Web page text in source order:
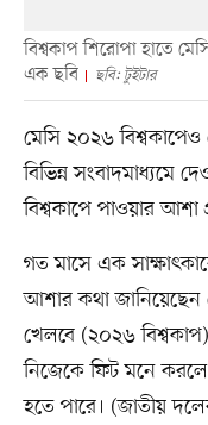
বিশ্বকাপ শিরোপা হাতে
এক ছবি
ছবি: টুইটার
মেসি ২০২৬
বিভিন্ন সংবাদমাধ্যমে
বিশ্বকাপে পাওয়ার
গত মাসে এক
আশার কথা
খেলবে (২০২৬
নিজেকে ফিট মনে
হতে পারে। (জাতীয়